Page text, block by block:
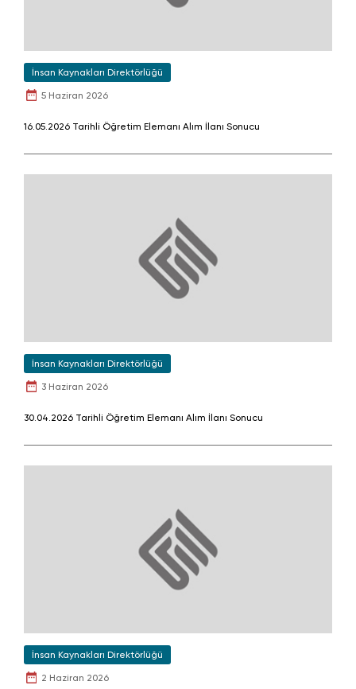
İnsan Kaynakları Direktörlüğü
5 Haziran 2026
16.05.2026 Tarihli Öğretim Elemanı Alım İlanı Sonucu
İnsan Kaynakları Direktörlüğü
3 Haziran 2026
30.04.2026 Tarihli Öğretim Elemanı Alım İlanı Sonucu
İnsan Kaynakları Direktörlüğü
2 Haziran 2026